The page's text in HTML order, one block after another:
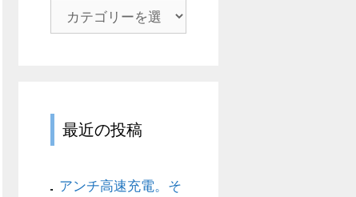
最近の投稿
アンチ高速充電。そ